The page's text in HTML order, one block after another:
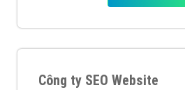
Công ty SEO Website